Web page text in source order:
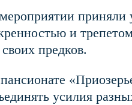
и
предков.
усилия